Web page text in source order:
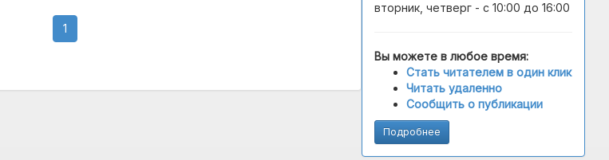
вторник, четверг - с 10:00 до 16:00
Вы можете в любое время:
Стать читателем в один клик
Читать удаленно
Сообщить о публикации
Подробнее
1(current)